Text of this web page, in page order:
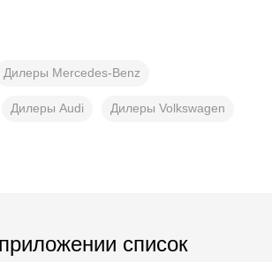
Дилеры Mercedes-Benz
Дилеры Audi Дилеры Volkswagen
список